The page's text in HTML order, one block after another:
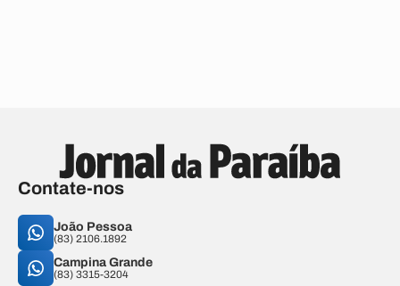
Contate-nos
João Pessoa
(83) 2106.1892
Campina Grande
(83) 3315-3204